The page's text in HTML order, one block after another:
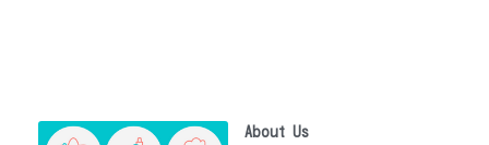
About Us